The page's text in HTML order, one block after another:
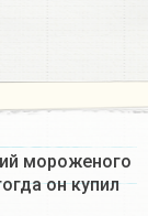
мороженого
он купил